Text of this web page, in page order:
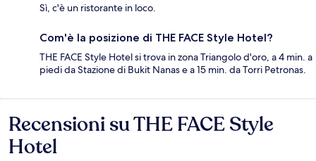
Sì, c'è un ristorante in loco.
Com'è la posizione di THE FACE Style Hotel?
THE FACE Style Hotel si trova in zona Triangolo d'oro, a 4 min. a
piedi da Stazione di Bukit Nanas e a 15 min. da Torri Petronas.
Recensioni
Recensioni su THE FACE Style
Hotel